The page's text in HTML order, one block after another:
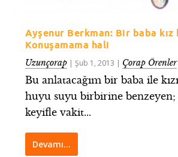
Ayşenur Berkman: Bir baba
Konuşamama hali
Uzunçorap |Şub 1, 2013 | Çorap Örenler
Bu anlatacağım bir baba ile
huyu suyu birbirine
keyifle vakit...
Devamı…